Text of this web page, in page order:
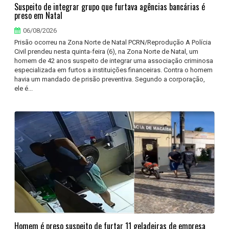
Suspeito de integrar grupo que furtava agências bancárias é
preso em Natal
06/08/2026
Prisão ocorreu na Zona Norte de Natal PCRN/Reprodução A Polícia
Civil prendeu nesta quinta-feira (6), na Zona Norte de Natal, um
homem de 42 anos suspeito de integrar uma associação criminosa
especializada em furtos a instituições financeiras. Contra o homem
havia um mandado de prisão preventiva. Segundo a corporação,
ele é...
Homem é preso suspeito de furtar 11 geladeiras de empresa